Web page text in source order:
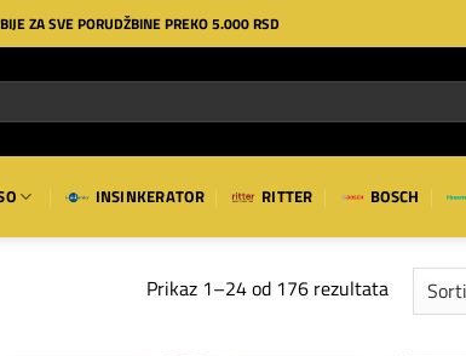
ZA SVE PORUDŽBINE PREKO 5.000 RSD
INSINKERATOR RITTER BOSCH
Prikaz 1–24 od 176 rezultataSortirano